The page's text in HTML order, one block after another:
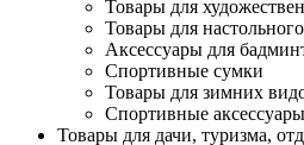
Товары для
Товары для
Аксессуары для
Спортивные сумки
Товары для зимних
Спортивные аксессуары
Товары для дачи, туризма,